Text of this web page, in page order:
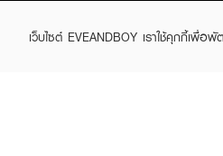
เว็บไซต์ EVEANDBOY เราใช้คุกกี้เพื่